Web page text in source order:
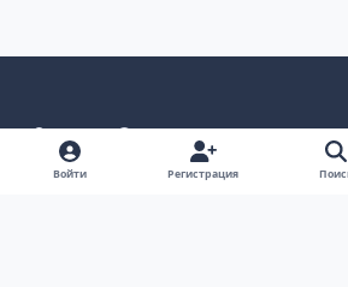
Светлый режим
Темный режим
Как в системе
Политика
Войти Регистрация